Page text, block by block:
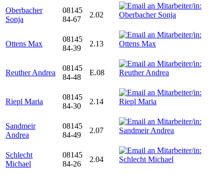
Oberbacher
Sonja
08145
84-67
2.02
Ottens Max
08145
84-39
2.13
Reuther Andrea
08145
84-48
E.08
Riepl Maria
08145
84-30
2.14
Sandmeir
Andrea
08145
84-49
2.07
Schlecht
Michael
08145
84-26
2.04